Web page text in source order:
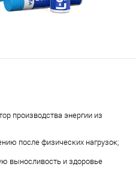
производства энергии из
после физических нагрузок;
выносливость и здоровье